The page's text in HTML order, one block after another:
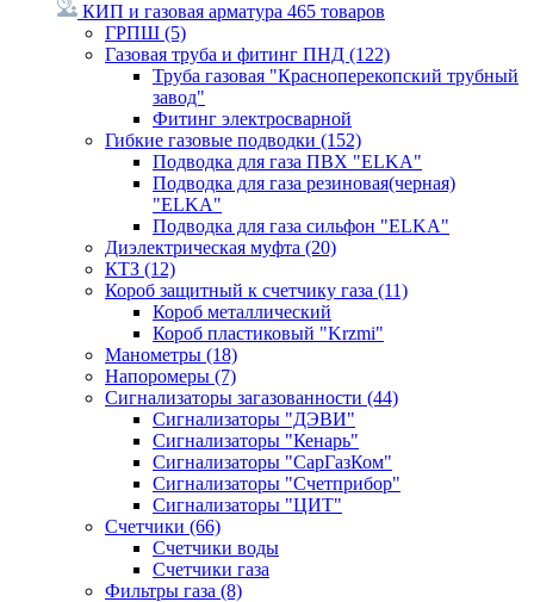
КИП и газовая арматура 465 товаров
ГРПШ (5)
Газовая труба и фитинг ПНД (122)
Труба газовая "Красноперекопский трубный
завод"
Фитинг электросварной
Гибкие газовые подводки (152)
Подводка для газа ПВХ "ELKA"
Подводка для газа резиновая(черная)
"ELKA"
Подводка для газа сильфон "ELKA"
Диэлектрическая муфта (20)
КТЗ (12)
Короб защитный к счетчику газа (11)
Короб металлический
Короб пластиковый "Krzmi"
Манометры (18)
Напоромеры (7)
Сигнализаторы загазованности (44)
Сигнализаторы "ДЭВИ"
Сигнализаторы "Кенарь"
Сигнализаторы "СарГазКом"
Сигнализаторы "Счетприбор"
Сигнализаторы "ЦИТ"
Счетчики (66)
Счетчики воды
Счетчики газа
Фильтры газа (8)